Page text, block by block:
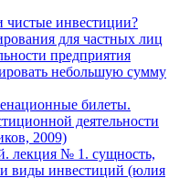
чистые инвестиции?
для частных лиц
предприятия
небольшую сумму
билеты.
деятельности
2009)
лекция № 1. сущность,
виды инвестиций (юлия